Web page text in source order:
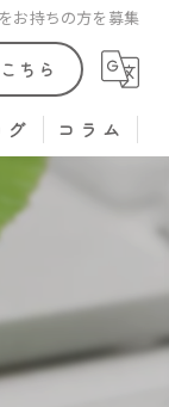
お持ちの方を募集
ちら
グ コラム